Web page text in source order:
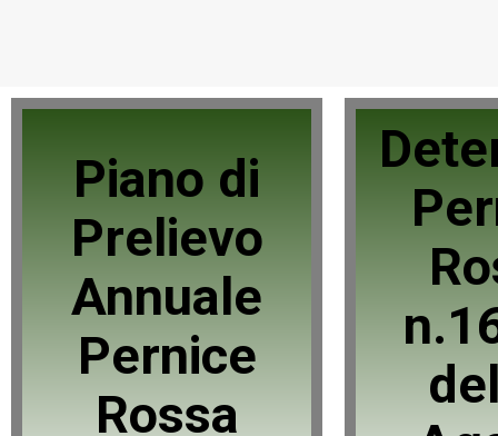
Piano di
Prelievo
Annuale
Pernice
Rossa